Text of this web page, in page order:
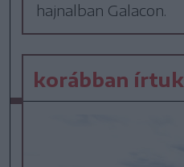
hajnalban Galacon.
korábban írtuk